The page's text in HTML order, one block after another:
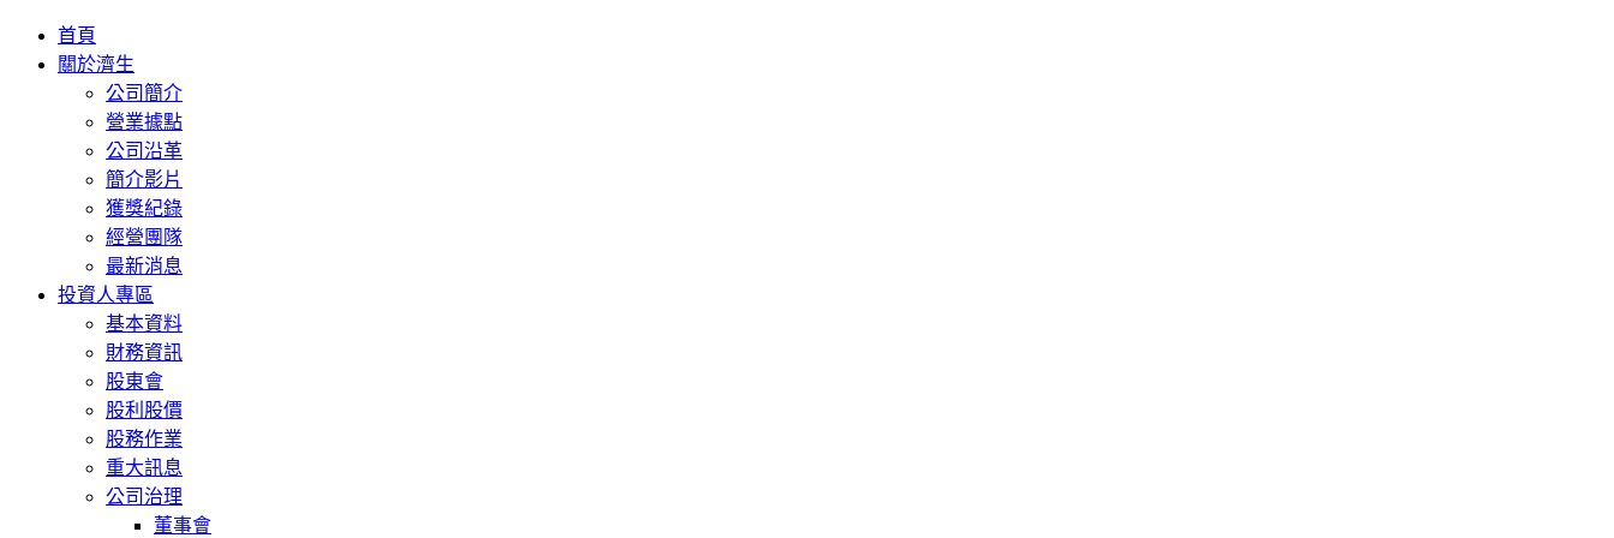
首頁
關於濟生
公司簡介
營業據點
公司沿革
簡介影片
獲獎紀錄
經營團隊
最新消息
投資人專區
基本資料
財務資訊
股東會
股利股價
股務作業
重大訊息
公司治理
董事會